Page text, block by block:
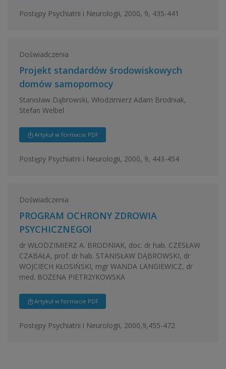
Postępy Psychiatrii i Neurologii, 2000, 9, 435-441
Doświadczenia
Projekt standardów środowiskowych
domów samopomocy
Stanisław Dąbrowski, Włodzimierz Adam Brodniak,
Stefan Welbel
Artykuł w formacie PDF
Postępy Psychiatrii i Neurologii, 2000, 9, 443-454
Doświadczenia
PROGRAM OCHRONY ZDROWIA
PSYCHICZNEGOl
dr WŁODZIMIERZ A. BRODNIAK, doc. dr hab. CZESŁAW
CZABAŁA, prof. dr hab. STANISŁAW DĄBROWSKI, dr
WOJCIECH KŁOSIŃSKI, mgr WANDA LANGIEWICZ, dr
med. BOŻENA PIETR2YKOWSKA
Artykuł w formacie PDF
Postępy Psychiatrii i Neurologii, 2000,9,455-472